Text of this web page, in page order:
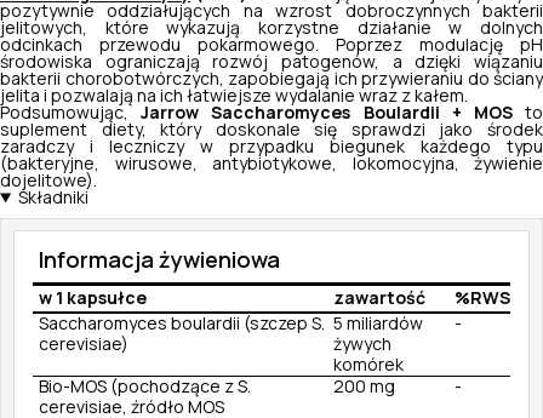
pozytywnie oddziałujących na wzrost dobroczynnych bakterii
jelitowych, które wykazują korzystne działanie w dolnych
odcinkach przewodu pokarmowego. Poprzez modulację pH
środowiska ograniczają rozwój patogenów, a dzięki wiązaniu
bakterii chorobotwórczych, zapobiegają ich przywieraniu do ściany
jelita i pozwalają na ich łatwiejsze wydalanie wraz z kałem.
Podsumowując,Jarrow Saccharomyces Boulardii + MOSto
suplement diety, który doskonale się sprawdzi jako środek
zaradczy i leczniczy w przypadku biegunek każdego typu
(bakteryjne, wirusowe, antybiotykowe, lokomocyjna, żywienie
dojelitowe).
Składniki
Informacja żywieniowa
w 1 kapsułce zawartość
%RWS
Saccharomyces boulardii (szczep S.
cerevisiae)
5 miliardów
żywych
komórek
-
Bio-MOS (pochodzące z S.
cerevisiae, źródło MOS
200 mg -